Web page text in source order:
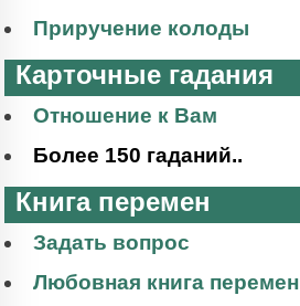
Приручение колоды
Карточные гадания
Отношение к Вам
Более 150 гаданий..
Книга перемен
Задать вопрос
Любовная книга перемен